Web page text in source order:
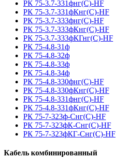
РК 75-3.7-331фнг(С)-HF
РК 75-3.7-331фКнг(С)-HF
РК 75-3.7-333фнг(С)-HF
РК 75-3.7-333фКнг(С)-HF
РК 75-3.7-333фКГнг(С)-HF
РК 75-4.8-31ф
РК 75-4.8-32ф
РК 75-4.8-33ф
РК 75-4.8-34ф
РК 75-4.8-330фнг(С)-HF
РК 75-4.8-330фКнг(С)-HF
РК 75-4.8-331фнг(С)-HF
РК 75-4.8-331фКнг(С)-HF
РК 75-7-323ф-Снг(С)-HF
РК 75-7-323фК-Снг(С)-HF
РК 75-7-323фКГ-Снг(С)-HF
Кабель комбинированный